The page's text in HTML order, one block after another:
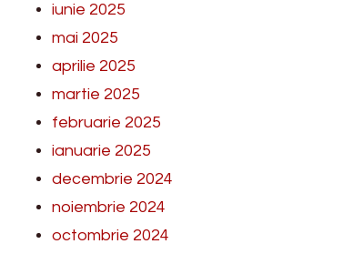
iunie 2025
mai 2025
aprilie 2025
martie 2025
februarie 2025
ianuarie 2025
decembrie 2024
noiembrie 2024
octombrie 2024